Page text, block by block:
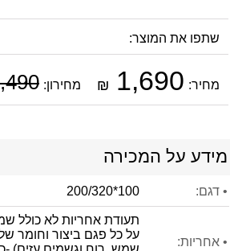
שתפו את המוצר:
מחיר: 1,690
₪ מחירון:
מידע על המכירה
• דגם: 100*200/320
• אחריות:
תעודת אחריות לא כולל
על כל פגם ביצור וחומר